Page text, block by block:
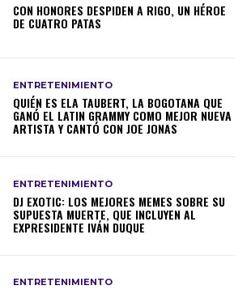
CON HONORES DESPIDEN A RIGO, UN HÉROE
DE CUATRO PATAS
ENTRETENIMIENTO
QUIÉN ES ELA TAUBERT, LA BOGOTANA QUE
GANÓ EL LATIN GRAMMY COMO MEJOR NUEVA
ARTISTA Y CANTÓ CON JOE JONAS
ENTRETENIMIENTO
DJ EXOTIC: LOS MEJORES MEMES SOBRE SU
SUPUESTA MUERTE, QUE INCLUYEN AL
EXPRESIDENTE IVÁN DUQUE
ENTRETENIMIENTO